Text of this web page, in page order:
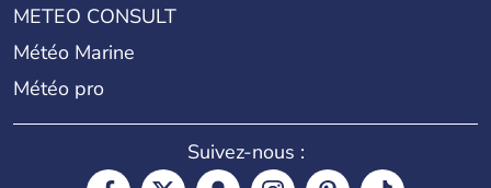
METEO CONSULT
Météo Marine
Météo pro
Suivez-nous :